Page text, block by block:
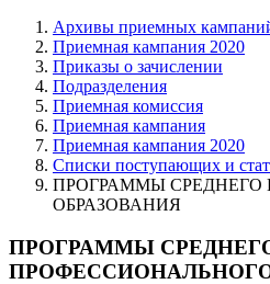
Архивы приемных
Приемная кампания 2020
Приказы о зачислении
Подразделения
Приемная комиссия
Приемная кампания
Приемная кампания 2020
Списки поступающих и
ПРОГРАММЫ
ОБРАЗОВАНИЯ
ПРОГРАММЫ